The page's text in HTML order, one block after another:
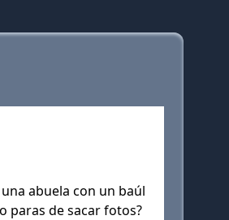
abuela con un baúl
paras de sacar fotos?